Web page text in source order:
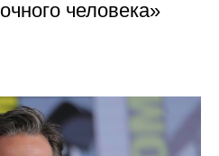
человека»